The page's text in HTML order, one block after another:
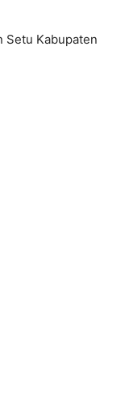
Setu Kabupaten